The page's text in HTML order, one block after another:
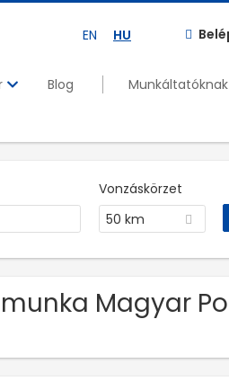
EN HU
Blog
Munkáltatóknak
Vonzáskörzet
50 km
Magyar